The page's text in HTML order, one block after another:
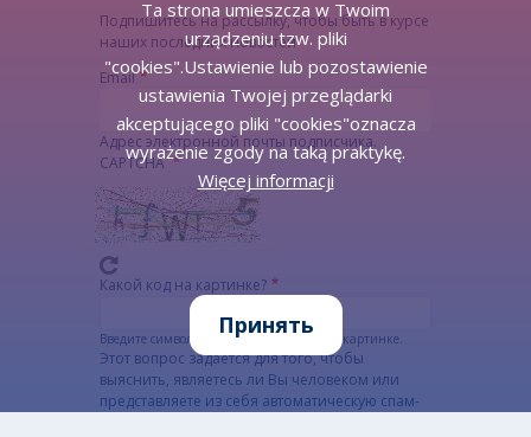
Подпишитесь на рассылку, чтобы быть в курсе
наших последних новостей
Email
Адрес электронной почты подписчика.
CAPTCHA
Какой код на картинке?
Введите символы, которые показаны на картинке.
Этот вопрос задается для того, чтобы
выяснить, являетесь ли Вы человеком или
представляете из себя автоматическую спам-
Ta strona umieszcza w Twoim
urządzeniu tzw. pliki
"cookies".Ustawienie lub pozostawienie
ustawienia Twojej przeglądarki
akceptującego pliki "cookies"oznacza
wyrażenie zgody na taką praktykę.
Więcej informacji
Принять